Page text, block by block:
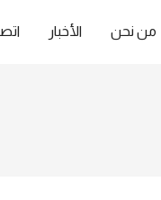
من نحن الأخبار